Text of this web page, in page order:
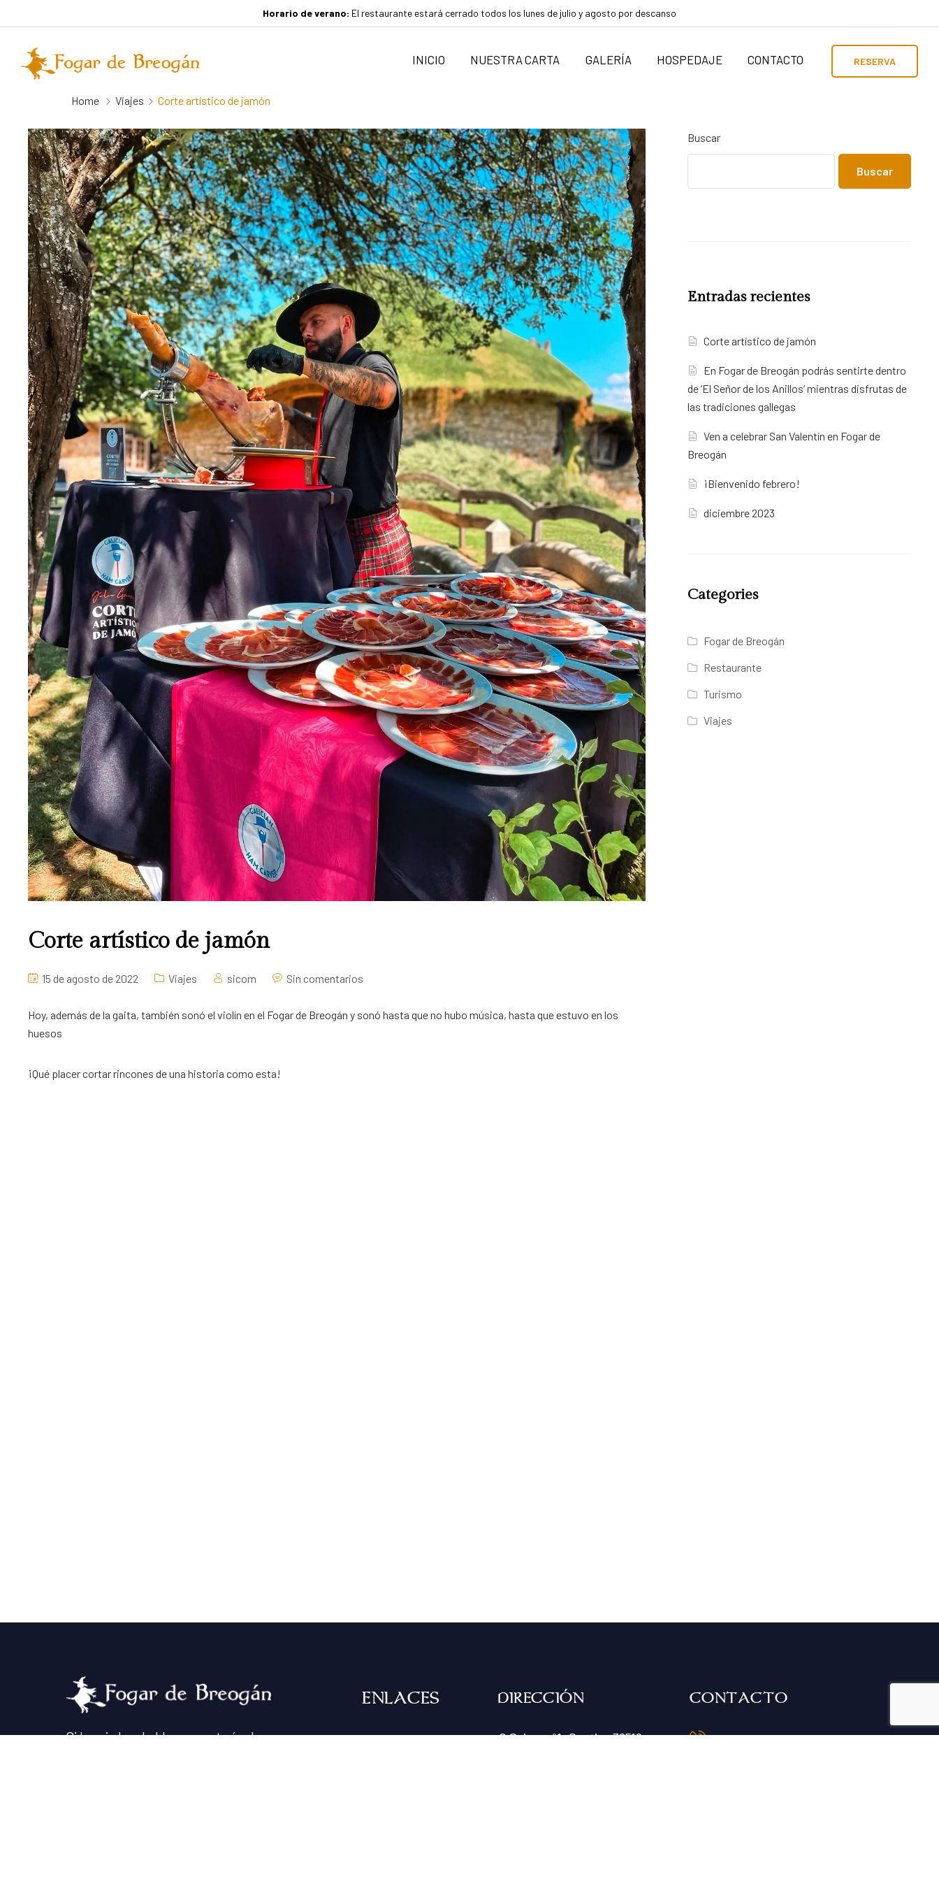
Horario de verano: El restaurante estará cerrado todos los lunes de julio y agosto por descanso
INICIO NUESTRA CARTA GALERÍA HOSPEDAJE CONTACTO RESERVA
Home Viajes Corte artístico de jamón
Corte artístico de jamón
15 de agosto de 2022 Viajes sicom Sin comentarios
Hoy, además de la gaita, también sonó el violín en el Fogar de Breogán y sonó hasta que no hubo música, hasta que estuvo en los
huesos
¡Qué placer cortar rincones de una historia como esta!
Buscar
Buscar
Entradas recientes
Corte artístico de jamón
En Fogar de Breogán podrás sentirte dentro
de ‘El Señor de los Anillos’ mientras disfrutas de
las tradiciones gallegas
Ven a celebrar San Valentín en Fogar de
Breogán
¡Bienvenido febrero!
diciembre 2023
Categories
Fogar de Breogán
Restaurante
Turismo
Viajes
Si las piedras hablaran, contarían la
ENLACES
Contacta
DIRECCIÓN
O Seixo, nº1. Santiso 36512
CONTACTO
986 794 389